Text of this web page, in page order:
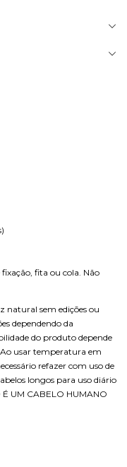
fita ou cola. Não
natural sem edições ou
dependendo da
do produto depende
Ao usar temperatura em
refazer com uso de
longos para uso diário
UM CABELO HUMANO